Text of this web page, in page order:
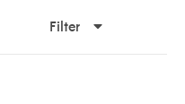
Filter